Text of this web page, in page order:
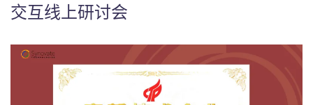
交互线上研讨会